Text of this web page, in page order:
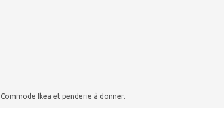
Commode Ikea et penderie à donner.